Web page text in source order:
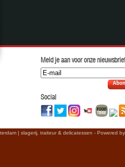
Meld je aan voor onze
Social
| slagerij, traiteur & delicatessen - Powered